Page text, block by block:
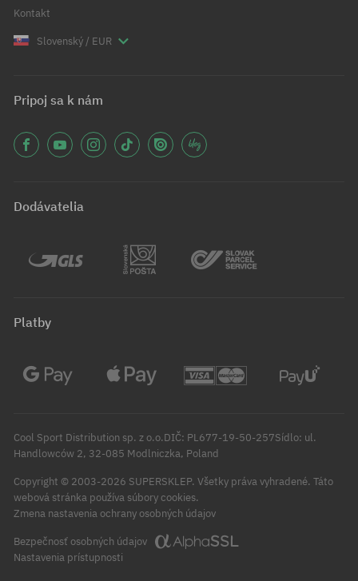
Kontakt
Slovenský / EUR
Pripoj sa k nám
Dodávatelia
Platby
Cool Sport Distribution sp. z o.o.DIČ: PL677-19-50-257Sídlo: ul.
Handlowców 2, 32-085 Modlniczka, Poland
Copyright © 2003-2026 SUPERSKLEP. Všetky práva vyhradené. Táto
webová stránka používa súbory cookies.
Zmena nastavenia ochrany osobných údajov
Bezpečnosť osobných údajov
Nastavenia prístupnosti